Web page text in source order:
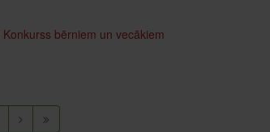
Konkurss bērniem un vecākiem